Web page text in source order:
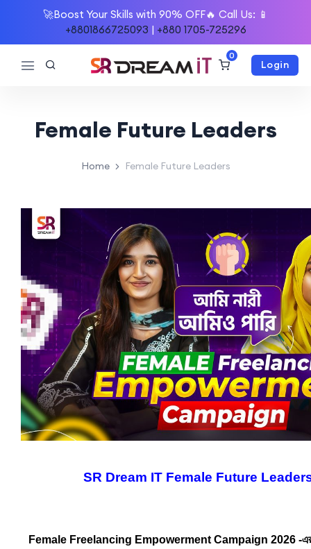
🚀Boost Your Skills with 90% OFF🔥 Call Us: 📱
+8801866725093 | +880 1705-725296
0
Login
Female Future Leaders
Home Female Future Leaders
SR Dream IT Female Future
Female Freelancing Empowerment Campaign 2026 -এর অংশ